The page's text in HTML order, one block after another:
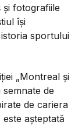
fotografiile
își
sportului
„Montreal și
de
de cariera
este așteptată